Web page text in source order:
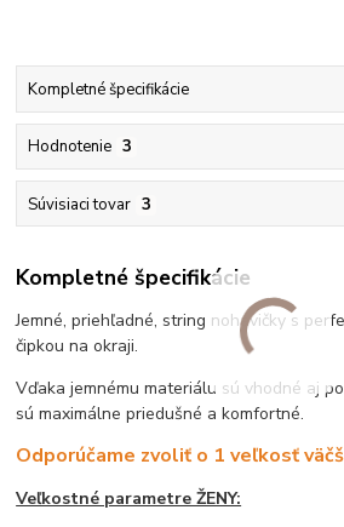
Kompletné špecifikácie
Hodnotenie 3
Súvisiaci tovar 3
Kompletné špecifikácie
Jemné, priehľadné, string nohavičky s
čipkou na okraji.
Vďaka jemnému materiálu sú vhodné aj
sú maximálne priedušné a komfortné.
Odporúčame zvoliť o 1 veľkosť
Veľkostné parametre ŽENY: